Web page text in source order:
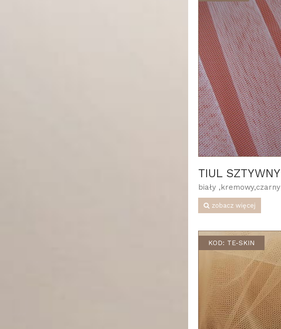
TIUL SZTYWNY
biały ,kremowy,czarny
zobacz więcej
KOD: TE-SKIN